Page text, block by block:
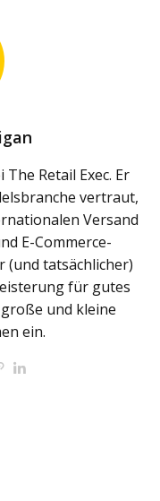
Retail Exec. Er
vertraut,
Versand
E-Commerce-
(und tatsächlicher)
für gutes
und kleine
ein.
Opens new